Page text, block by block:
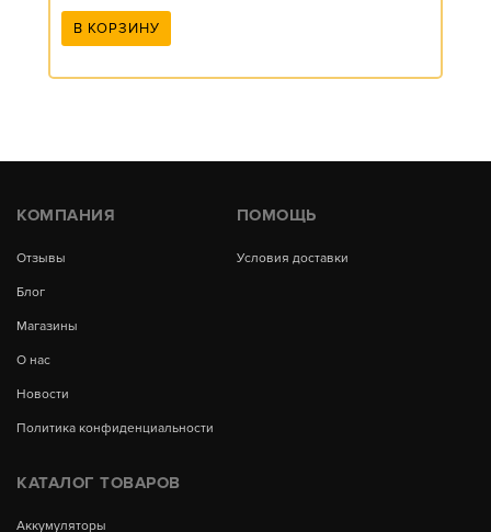
В КОРЗИНУ
КОМПАНИЯ
Отзывы
Блог
Магазины
О нас
Новости
Политика конфиденциальности
ПОМОЩЬ
Условия доставки
КАТАЛОГ ТОВАРОВ
Аккумуляторы